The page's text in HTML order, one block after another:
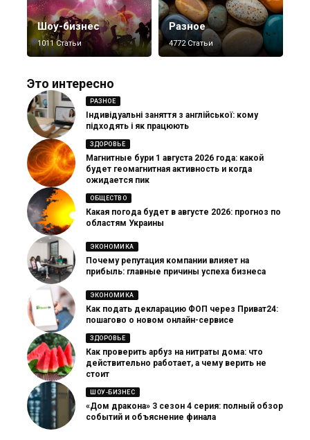
Шоу-бизнес
1011 Статьи
Разное
4772 Статьи
Это интересно
РАЗНОЕ
Індивідуальні заняття з англійської: кому
підходять і як працюють
ЗДОРОВЬЕ
Магнитные бури 1 августа 2026 года: какой
будет геомагнитная активность и когда
ожидается пик
ОБЩЕСТВО
Какая погода будет в августе 2026: прогноз по
областям Украины
ЭКОНОМИКА
Почему репутация компании влияет на
прибыль: главные причины успеха бизнеса
ЭКОНОМИКА
Как подать декларацию ФОП через Приват24:
пошагово о новом онлайн-сервисе
ЗДОРОВЬЕ
Как проверить арбуз на нитраты дома: что
действительно работает, а чему верить не
стоит
ШОУ-БИЗНЕС
«Дом дракона» 3 сезон 4 серия: полный обзор
событий и объяснение финала